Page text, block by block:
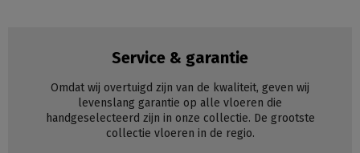
Service & garantie
Omdat wij overtuigd zijn van de kwaliteit, geven wij
levenslang garantie op alle vloeren die
handgeselecteerd zijn in onze collectie. De grootste
collectie vloeren in de regio.